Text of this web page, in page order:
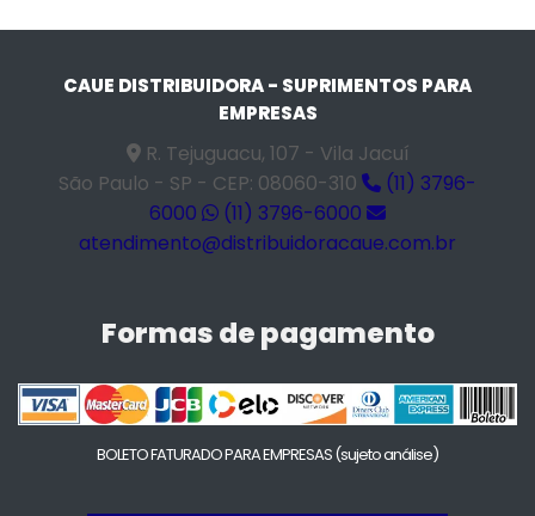
CAUE DISTRIBUIDORA - SUPRIMENTOS PARA
EMPRESAS
R. Tejuguacu, 107 - Vila Jacuí
São Paulo - SP - CEP: 08060-310
(11) 3796-
6000
(11) 3796-6000
atendimento@distribuidoracaue.com.br
Formas de pagamento
BOLETO FATURADO PARA EMPRESAS(sujeto análise)